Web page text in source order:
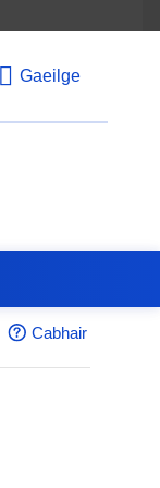
Gaeilge
Cabhair